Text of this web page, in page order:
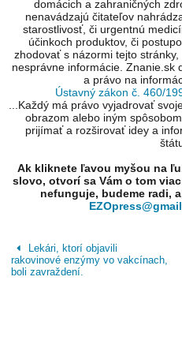
domácich a zahraničných
nenavádzajú čitateľov
starostlivosť, či urgentnú
účinkoch produktov, či
zhodovať s názormi tejto
nesprávne informácie. Znanie.sk
a právo na
Ústavný zákon č. 460/
...Každý má právo vyjadrovať
obrazom alebo iným
prijímať a rozširovať idey a
Ak kliknete ľavou myšou na
slovo, otvorí sa Vám o tom
nefunguje, budeme radi,
Lekári, ktorí objavili
rakovinové enzýmy vo vakcínach,
boli zavraždení.